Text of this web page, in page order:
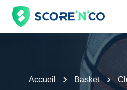
Accueil Basket